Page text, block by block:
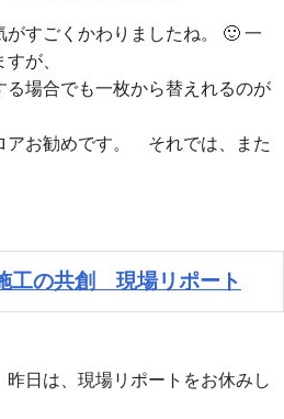
すごくかわりましたね。 🙂 一
が、
る場合でも一枚から替えれるのが
アお勧めです。 それでは、また
工の共創 現場リポート
日は、現場リポートをお休みし